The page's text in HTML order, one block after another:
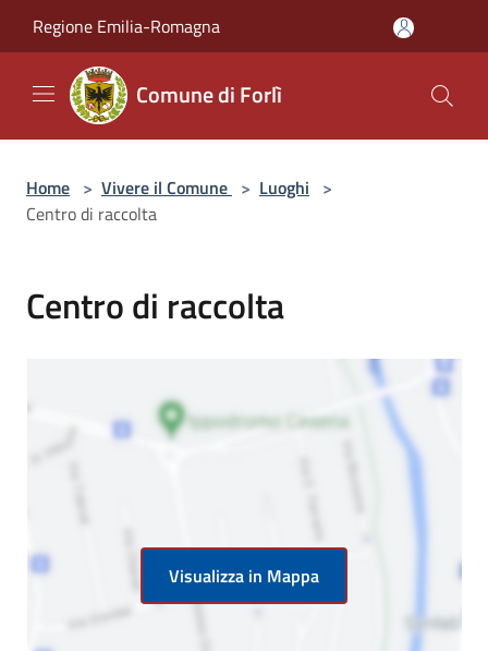
Regione Emilia-Romagna
Comune di Forlì
Home > Vivere il Comune > Luoghi >
Centro di raccolta
Centro di raccolta
Visualizza in Mappa